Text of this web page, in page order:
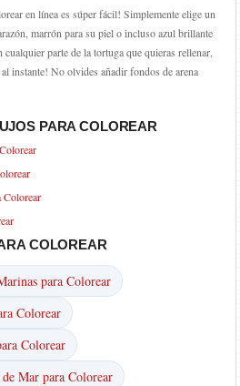
en línea es súper fácil! Simplemente elige un
marrón para su piel o incluso azul brillante
parte de la tortuga que quieras rellenar,
instante! No olvides añadir fondos de arena
PARA COLOREAR
Colorear
COLOREAR
para Colorear
Colorear
Colorear
Mar para Colorear